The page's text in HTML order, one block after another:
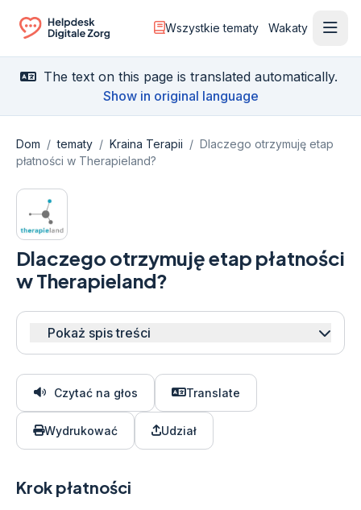
Ga naar de homepagina
Wszystkie tematy Wakaty
The text on this page is translated automatically.
Show in original language
Dom / tematy / Kraina Terapii / Dlaczego otrzymuję etap
płatności w Therapieland?
Dlaczego otrzymuję etap płatności
w Therapieland?
Pokaż spis treści
Czytać na głos Translate
Wydrukować Udział
Krok płatności